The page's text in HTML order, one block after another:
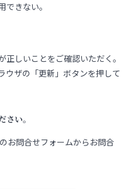
できない。
しいことをご確認いただく。
ウザの「更新」ボタンを押して
い。
お問合せフォームからお問合